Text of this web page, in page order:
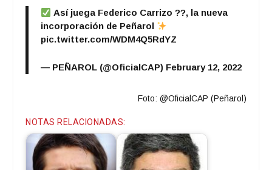
Así juega Federico Carrizo ??, la nueva
incorporación de Peñarol
pic.twitter.com/WDM4Q5RdYZ
— PEÑAROL (@OficialCAP) February 12, 2022
Foto: @OficialCAP (Peñarol)
NOTAS RELACIONADAS: